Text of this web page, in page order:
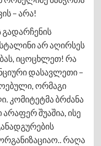
– არა!
არ აღირსეს
იცოცხლეთ! რა
დასავლეთი –
ორმაგი
კომიტეტმა ბრძანა
არაფერ შუაშია, ისე
რაღა